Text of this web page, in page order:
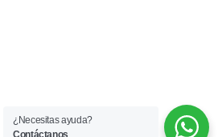
¿Necesitas ayuda?
Contáctanos